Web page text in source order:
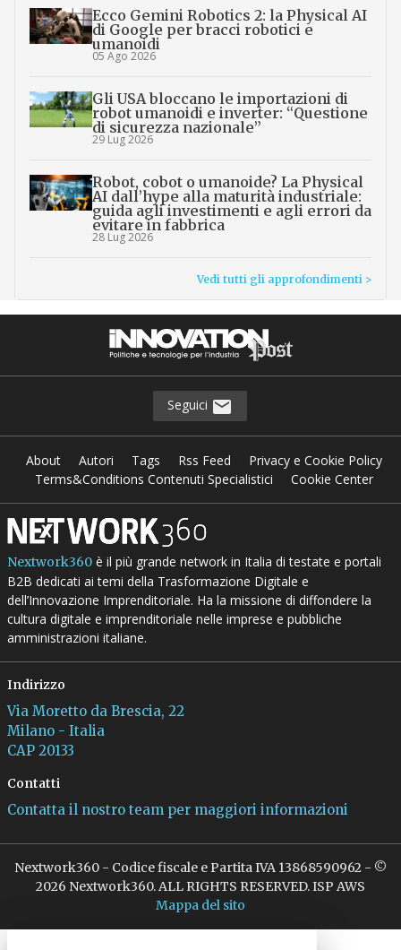
Ecco Gemini Robotics 2: la Physical AI
di Google per bracci robotici e
umanoidi
05 Ago 2026
Gli USA bloccano le importazioni di
robot umanoidi e inverter: “Questione
di sicurezza nazionale”
29 Lug 2026
Robot, cobot o umanoide? La Physical
AI dall’hype alla maturità industriale:
guida agli investimenti e agli errori da
evitare in fabbrica
28 Lug 2026
Vedi tutti gli approfondimenti >
Seguici
About Autori Tags Rss Feed
Privacy e Cookie Policy
Terms&Conditions Contenuti Specialistici
Cookie Center
Nextwork360è il più grande network in Italia di testate e portali
B2B dedicati ai temi della Trasformazione Digitale e
dell’Innovazione Imprenditoriale. Ha la missione di diffondere la
cultura digitale e imprenditoriale nelle imprese e pubbliche
amministrazioni italiane.
Indirizzo
Via Moretto da Brescia, 22
Milano - Italia
CAP 20133
Contatti
Contatta il nostro team per maggiori informazioni
Nextwork360 - Codice fiscale e Partita IVA 13868590962 - ©
2026 Nextwork360. ALL RIGHTS RESERVED. ISP AWS
Mappa del sito